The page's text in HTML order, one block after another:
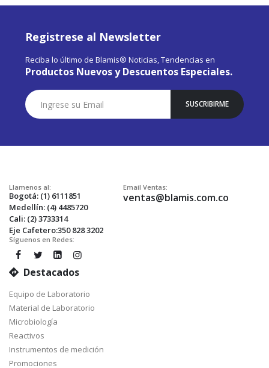
Registrese al Newsletter
Reciba lo último de Blamis® Noticias, Tendencias en
Productos Nuevos y Descuentos Especiales.
Suscríbase
a
Nuestro
SUSCRIBIRME
Llamenos al:
Bogotá: (1) 6111851
Medellín: (4) 4485720
Cali: (2) 3733314
Eje Cafetero:350 828 3202
Email Ventas:
ventas@blamis.com.co
Síguenos en Redes:
Destacados
Equipo de Laboratorio
Material de Laboratorio
Microbiología
Reactivos
Instrumentos de medición
Promociones